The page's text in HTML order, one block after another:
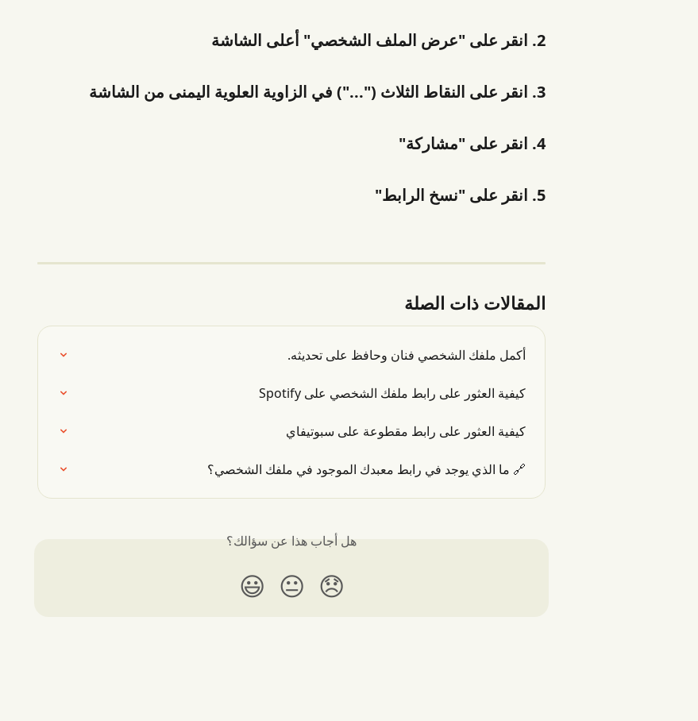
2. انقر على "عرض الملف الشخصي" أعلى الشاشة
3. انقر على النقاط الثلاث ("...") في الزاوية العلوية اليمنى من الشاشة
4. انقر على "مشاركة"
5. انقر على "نسخ الرابط"
المقالات ذات الصلة
أكمل ملفك الشخصي فنان وحافظ على تحديثه.
كيفية العثور على رابط ملفك الشخصي على Spotify
كيفية العثور على رابط مقطوعة على سبوتيفاي
🔗 ما الذي يوجد في رابط معبدك الموجود في ملفك الشخصي؟
هل أجاب هذا عن سؤالك؟
😞
😐
😃